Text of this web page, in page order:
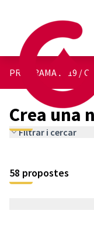
PROGRAMA 2019 /
Crea una
Filtrar i cercar
58 propostes